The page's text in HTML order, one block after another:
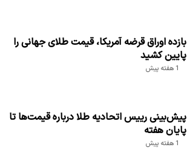
بازده اوراق قرضه آمریکا، قیمت طلای جهانی را
پایین کشید
1 هفته پیش
پیش‌بینی رییس اتحادیه طلا درباره قیمت‌ها تا
پایان هفته
1 هفته پیش